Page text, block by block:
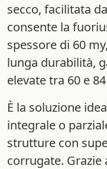
secco, facilitata
consente la
spessore di 60
lunga durabilità,
elevate tra 60 e
È la soluzione
integrale o
strutture con
corrugate. Grazie